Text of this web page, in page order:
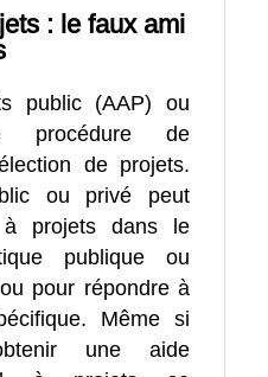
: le faux ami
public (AAP) ou
procédure de
de projets.
ou privé peut
projets dans le
publique ou
pour répondre à
Même si
une aide